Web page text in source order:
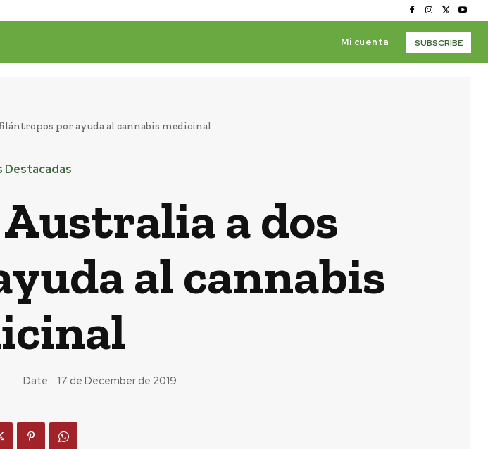
Mi cuenta SUBSCRIBE
por ayuda al cannabis medicinal
Destacadas
a dos
al cannabis
Date: 17 de December de 2019